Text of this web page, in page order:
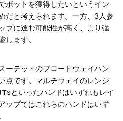
ポットを獲得したいというイン
だと考えられます。一方、3人参
プに進む可能性が高く、より強
します。
ーテッドのブロードウェイハン
点です。マルチウェイのレンジ
sといったハンドはいずれもレイ
ップではこれらのハンドはいず